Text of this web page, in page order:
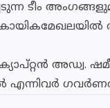
ടീം
ക്യാപ്റ്റന്‍
എന്നിവര്‍